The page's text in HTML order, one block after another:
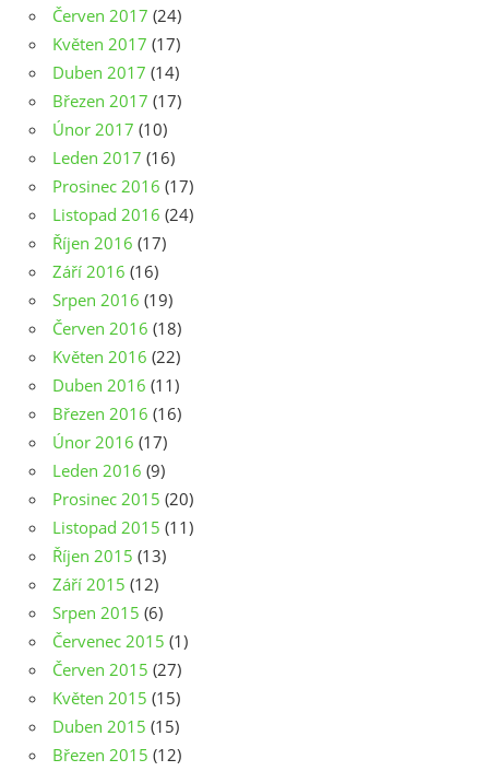
Červen 2017 (24)
Květen 2017 (17)
Duben 2017 (14)
Březen 2017 (17)
Únor 2017 (10)
Leden 2017 (16)
Prosinec 2016 (17)
Listopad 2016 (24)
Říjen 2016 (17)
Září 2016 (16)
Srpen 2016 (19)
Červen 2016 (18)
Květen 2016 (22)
Duben 2016 (11)
Březen 2016 (16)
Únor 2016 (17)
Leden 2016 (9)
Prosinec 2015 (20)
Listopad 2015 (11)
Říjen 2015 (13)
Září 2015 (12)
Srpen 2015 (6)
Červenec 2015 (1)
Červen 2015 (27)
Květen 2015 (15)
Duben 2015 (15)
Březen 2015 (12)